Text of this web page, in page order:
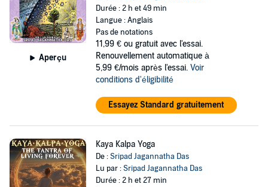
Aperçu
Durée : 2 h et 49 min
Langue : Anglais
Pas de notations
11,99 € ou gratuit avec l'essai.
Renouvellement automatique à
5,99 €/mois après l'essai. Voir
conditions d'éligibilité
Essayez Standard gratuitement
Kaya Kalpa Yoga
De :Sripad Jagannatha Das
Lu par :Sripad Jagannatha Das
Durée : 2 h et 27 min